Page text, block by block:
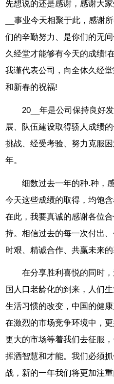
先想说的还是感谢，感谢大
__事业今天相聚于此，感谢
们的辛勤努力、是你们的无
久经堂才能够有今天的成绩!
我谨代表公司，向全体久经
和新春的祝福!
20__年是公司保持良好
展、队伍建设取得骄人成绩
挑战、经受考验、努力克服
年。
细数过去一年的种.种，
今天这些成绩的取得，均饱
在此，我要真诚的感谢各位
持。相信过去的每一次付出
时艰、精诚合作、共赢未来的
在分享胜利喜悦的同时
国人口老龄化的到来，人们
生活习惯的改变，中国的健
在激烈的市场竞争环境中，
更大的市场等着我们去征服
挥洒智慧和才能。我们必须
战，新的一年我们将更加注